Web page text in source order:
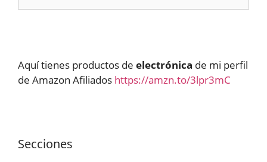
Aquí tienes productos de electrónica de mi perfil
de Amazon Afiliados https://amzn.to/3lpr3mC
Secciones